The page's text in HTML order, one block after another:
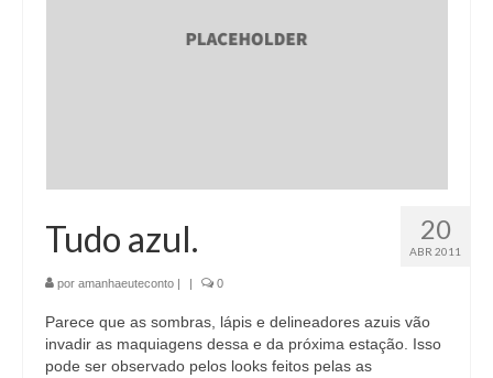
20
ABR 2011
Tudo azul.
por amanhaeuteconto 0
Parece que as sombras, lápis e delineadores azuis vão
invadir as maquiagens dessa e da próxima estação. Isso
pode ser observado pelos looks feitos pelas as